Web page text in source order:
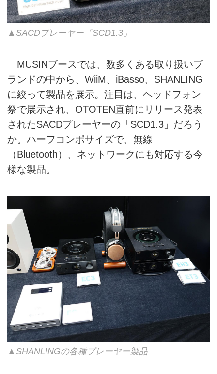
▲SACDプレーヤー「SCD1.3」
MUSINブースでは、数多くある取り扱いブ
ランドの中から、WiiM、iBasso、SHANLING
に絞って製品を展示。注目は、ヘッドフォン
祭で展示され、OTOTEN直前にリリース発表
されたSACDプレーヤーの「SCD1.3」だろう
か。ハーフコンポサイズで、無線
（Bluetooth）、ネットワークにも対応する今
様な製品。
▲SHANLINGの各種プレーヤー製品